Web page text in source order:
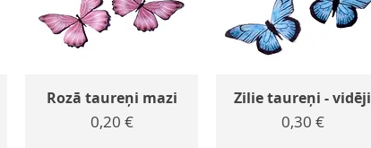
Rozā taureņi mazi
Cena
0,20 €
Zilie taureņi - vidēji
Cena
0,30 €